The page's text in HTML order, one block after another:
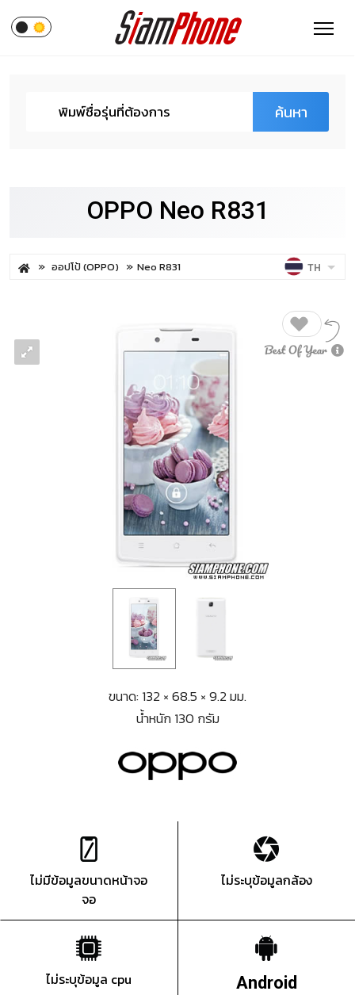
ค้นหา
OPPO Neo R831
ออปโป้ (OPPO) Neo R831 TH
ขนาด: 132 × 68.5 × 9.2 มม.
น้ำหนัก 130 กรัม
ไม่มีข้อมูลขนาดหน้าจอ
จอ
ไม่ระบุข้อมูลกล้อง
ไม่ระบุข้อมูล cpu Android